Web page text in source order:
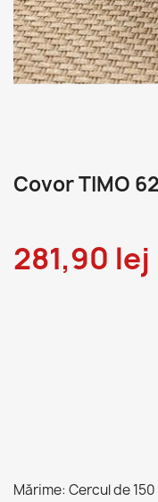
Covor TIMO
281,90 lej
Mărime: Cercul de